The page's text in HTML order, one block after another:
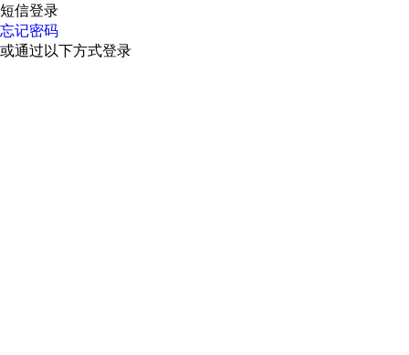
短信登录
忘记密码
或通过以下方式登录